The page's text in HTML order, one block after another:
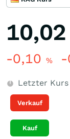
10,02
-0,10 % -
Letzter Kurs
Verkauf
Kauf